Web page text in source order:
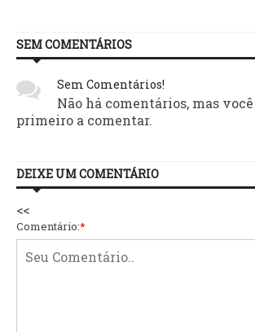
SEM COMENTÁRIOS
Sem Comentários!
Não há comentários, mas
primeiro a comentar.
DEIXE UM COMENTÁRIO
<<
Comentário:*